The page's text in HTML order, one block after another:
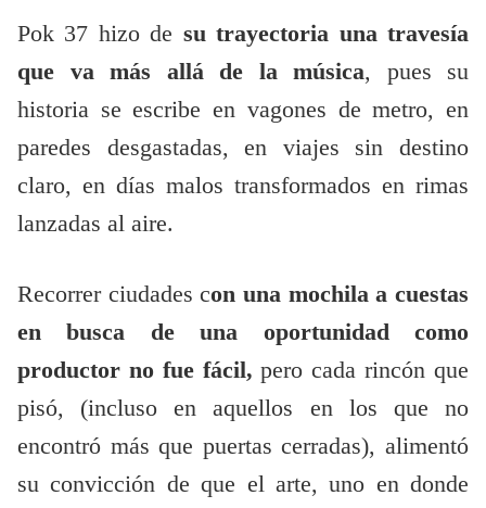
Pok 37 hizo de su trayectoria una travesía
que va más allá de la música, pues su
historia se escribe en vagones de metro, en
paredes desgastadas, en viajes sin destino
claro, en días malos transformados en rimas
lanzadas al aire.
Recorrer ciudades con una mochila a cuestas
en busca de una oportunidad como
productor no fue fácil, pero cada rincón que
pisó, (incluso en aquellos en los que no
encontró más que puertas cerradas), alimentó
su convicción de que el arte, uno en donde